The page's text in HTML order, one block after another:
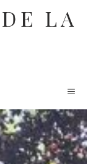
LA